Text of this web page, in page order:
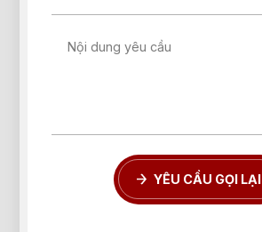
Nội dung yêu cầu
YÊU CẦU GỌI LẠI
Quên mật khẩu?